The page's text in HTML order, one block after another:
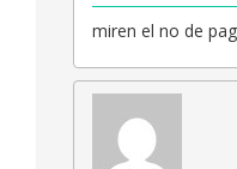
miren el no de